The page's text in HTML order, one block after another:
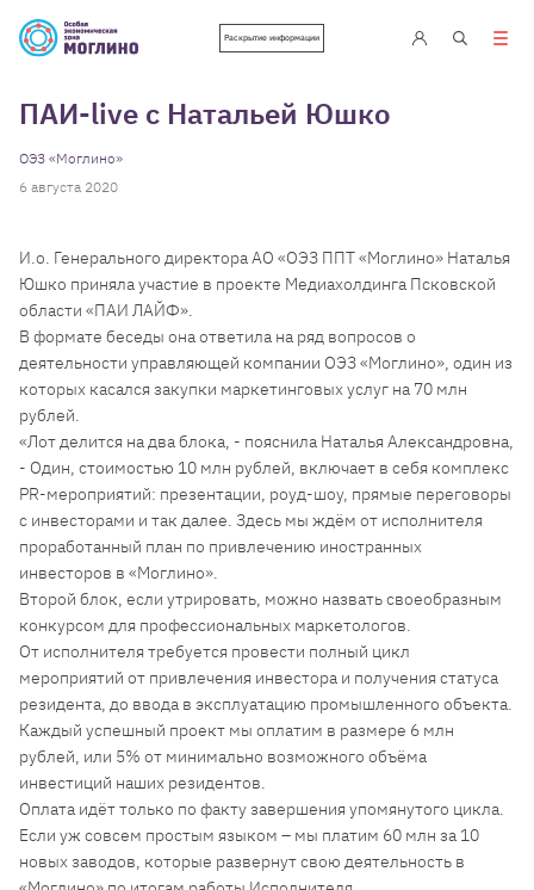
Раскрытие информации
ПАИ-live с Натальей Юшко
ОЭЗ «Моглино»
6 августа 2020
И.о. Генерального директора АО «ОЭЗ ППТ «Моглино» Наталья
Юшко приняла участие в проекте Медиахолдинга Псковской
области «ПАИ ЛАЙФ».
В формате беседы она ответила на ряд вопросов о
деятельности управляющей компании ОЭЗ «Моглино», один из
которых касался закупки маркетинговых услуг на 70 млн
рублей.
«Лот делится на два блока, - пояснила Наталья Александровна,
- Один, стоимостью 10 млн рублей, включает в себя комплекс
PR-мероприятий: презентации, роуд-шоу, прямые переговоры
с инвесторами и так далее. Здесь мы ждём от исполнителя
проработанный план по привлечению иностранных
инвесторов в «Моглино».
Второй блок, если утрировать, можно назвать своеобразным
конкурсом для профессиональных маркетологов.
От исполнителя требуется провести полный цикл
мероприятий от привлечения инвестора и получения статуса
резидента, до ввода в эксплуатацию промышленного объекта.
Каждый успешный проект мы оплатим в размере 6 млн
рублей, или 5% от минимально возможного объёма
инвестиций наших резидентов.
Оплата идёт только по факту завершения упомянутого цикла.
Если уж совсем простым языком – мы платим 60 млн за 10
новых заводов, которые развернут свою деятельность в